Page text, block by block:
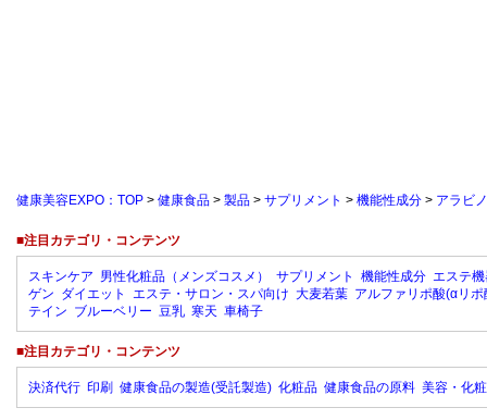
健康美容EXPO：TOP > 健康食品 > 製品 > サプリメント > 機能性成分 > アラビ
■注目カテゴリ・コンテンツ
スキンケア 男性化粧品（メンズコスメ） サプリメント 機能性成分 エステ
ゲン ダイエット エステ・サロン・スパ向け 大麦若葉 アルファリポ酸(αリポ
テイン ブルーベリー 豆乳 寒天 車椅子
■注目カテゴリ・コンテンツ
決済代行 印刷 健康食品の製造(受託製造) 化粧品 健康食品の原料 美容・化